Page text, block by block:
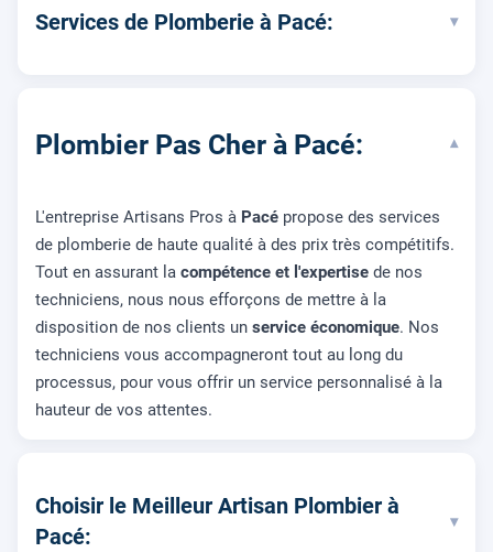
Services de Plomberie à Pacé: ▾
Plombier Pas Cher à Pacé: ▾
L'entreprise Artisans Pros à Pacé propose des services
de plomberie de haute qualité à des prix très compétitifs.
Tout en assurant la compétence et l'expertise de nos
techniciens, nous nous efforçons de mettre à la
disposition de nos clients un service économique. Nos
techniciens vous accompagneront tout au long du
processus, pour vous offrir un service personnalisé à la
hauteur de vos attentes.
Choisir le Meilleur Artisan Plombier à
Pacé:
▾